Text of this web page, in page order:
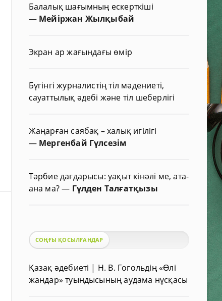
Балалық шағымның ескерткіші
— Мейіржан Жылқыбай
Экран ар жағындағы өмір
Бүгінгі журналистің тіл мәдениеті,
сауаттылық әдебі және тіл шеберлігі
Жаңарған саябақ – халық игілігі
— Мергенбай Гүлсезім
Тәрбие дағдарысы: уақыт кінәлі ме, ата-
ана ма?— Гүлден Талғатқызы
СОҢҒЫ ҚОСЫЛҒАНДАР
Қазақ әдебиеті | Н. В. Гогольдің «Өлі
жандар» туындысының аудама нұсқасы